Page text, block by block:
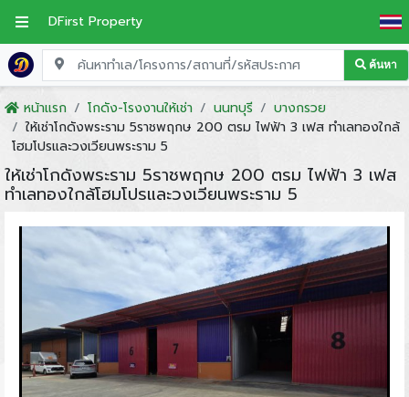
DFirst Property
ค้นหา
หน้าแรก โกดัง-โรงงานให้เช่า นนทบุรี
บางกรวย
ให้เช่าโกดังพระราม 5ราชพฤกษ 200 ตรม ไฟฟ้า 3 เฟส ทำเลทองใกล้
โฮมโปรและวงเวียนพระราม 5
ให้เช่าโกดังพระราม 5ราชพฤกษ 200 ตรม ไฟฟ้า 3 เฟส
ทำเลทองใกล้โฮมโปรและวงเวียนพระราม 5